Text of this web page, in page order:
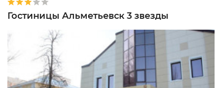
Гостиницы Альметьевск 3 звезды